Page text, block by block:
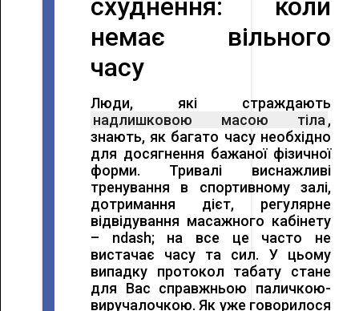
схуднення: коли
немає вільного
часу
Люди, які страждають
надлишковою масою тіла,
знають, як багато часу необхідно
для досягнення бажаної фізичної
форми. Тривалі виснажливі
тренування в спортивному залі,
дотримання дієт, регулярне
відвідування масажного кабінету
– ndash; на все це часто не
вистачає часу та сил. У цьому
випадку протокол табату стане
для Вас справжньою паличкою-
виручалочкою. Як уже говорилося